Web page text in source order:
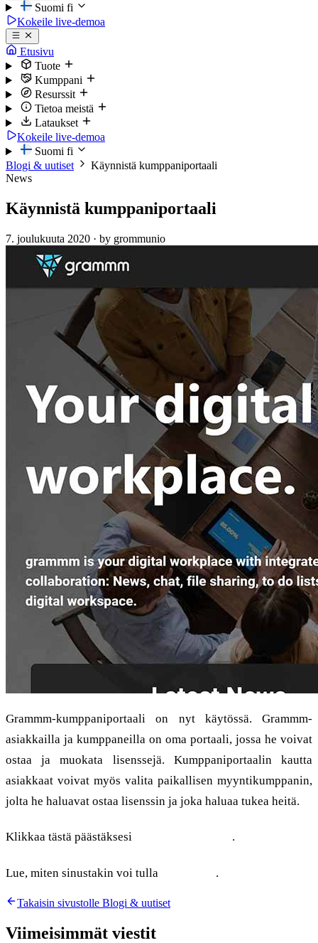
Suomi fi
Kokeile live-demoa
Etusivu
Tuote
Kumppani
Resurssit
Tietoa meistä
Lataukset
Kokeile live-demoa
Suomi fi
Blogi & uutiset
Käynnistä kumppaniportaali
News
Käynnistä kumppaniportaali
7. joulukuuta 2020 · by grommunio
Grammm-kumppaniportaali on nyt käytössä. Grammm-
asiakkailla ja kumppaneilla on oma portaali, jossa he voivat
ostaa ja muokata lisenssejä. Kumppaniportaalin kautta
asiakkaat voivat myös valita paikallisen myyntikumppanin,
jolta he haluavat ostaa lisenssin ja joka haluaa tukea heitä.
Klikkaa tästä päästäksesi .
Lue, miten sinustakin voi tulla .
Takaisin sivustolle Blogi & uutiset
Viimeisimmät viestit